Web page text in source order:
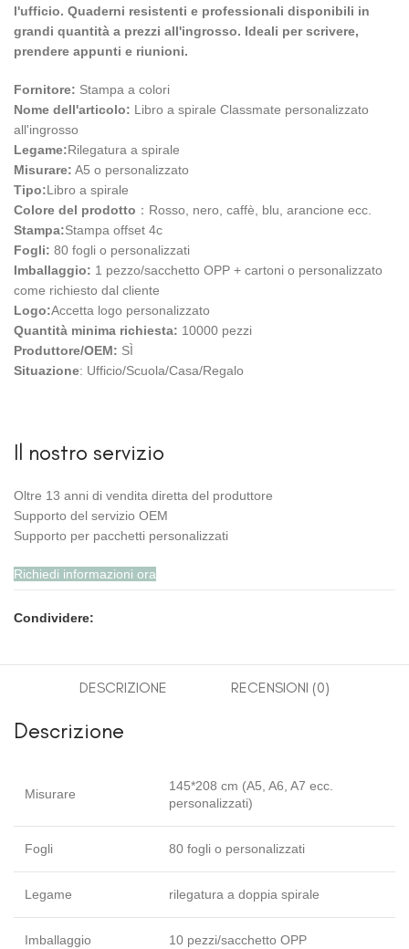
l'ufficio. Quaderni resistenti e professionali disponibili in
grandi quantità a prezzi all'ingrosso. Ideali per scrivere,
prendere appunti e riunioni.
Fornitore: Stampa a colori
Nome dell'articolo: Libro a spirale Classmate personalizzato
all'ingrosso
Legame:Rilegatura a spirale
Misurare: A5 o personalizzato
Tipo:Libro a spirale
Colore del prodotto ：Rosso, nero, caffè, blu, arancione ecc.
Stampa:Stampa offset 4c
Fogli: 80 fogli o personalizzati
Imballaggio: 1 pezzo/sacchetto OPP + cartoni o personalizzato
come richiesto dal cliente
Logo:Accetta logo personalizzato
Quantità minima richiesta: 10000 pezzi
Produttore/OEM: SÌ
Situazione: Ufficio/Scuola/Casa/Regalo
Il nostro servizio
Oltre 13 anni di vendita diretta del produttore
Supporto del servizio OEM
Supporto per pacchetti personalizzati
Richiedi informazioni ora
Condividere:
DESCRIZIONE RECENSIONI (0)
Descrizione
Misurare
145*208 cm (A5, A6, A7 ecc.
personalizzati)
Fogli 80 fogli o personalizzati
Legame rilegatura a doppia spirale
Imballaggio 10 pezzi/sacchetto OPP